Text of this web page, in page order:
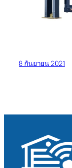
8 กันยายน 2021